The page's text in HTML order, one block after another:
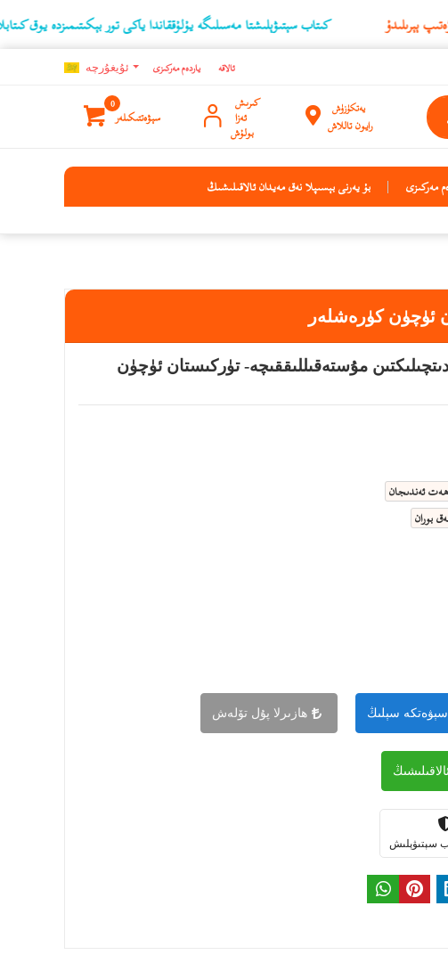
كىتاب سېتىۋېلىشتا مەسىلىگە يۇلۇققاندا ياكى تور بېكىتىمىزدە يوق كىتابلارنىڭ
ئۇيغۇرچه ياردەم مەركىزى ئالاقە
يەتكۈزۈش
رايون تاللاش
كىرىش
ئەزا
بولۇش
0
سېۋەتتىكىلەر
مەركىزى بۇ يەرنى بېسىپلا نەق مەيدان ئالاقىلىشىڭ
ئۈچۈن كۈرەشلەر
مۇستەقىللىققىچە- تۈركىستان ئۈچۈن
ئەندىجان
بوران
سېۋەتكە سېلىڭ ھازىرلا پۇل تۆلەش
سېتىۋېلىش